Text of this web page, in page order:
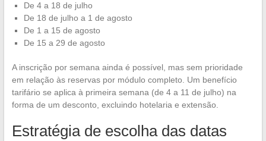
De 4 a 18 de julho
De 18 de julho a 1 de agosto
De 1 a 15 de agosto
De 15 a 29 de agosto
A inscrição por semana ainda é possível, mas sem prioridade
em relação às reservas por módulo completo. Um benefício
tarifário se aplica à primeira semana (de 4 a 11 de julho) na
forma de um desconto, excluindo hotelaria e extensão.
Estratégia de escolha das datas